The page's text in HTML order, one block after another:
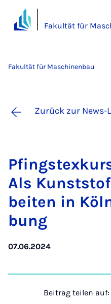
Fakultät für
Fakultät für Maschinenbau
Zurück zur News-
Als
bei­ten in
bung
07.06.2024
Beitrag teilen auf: